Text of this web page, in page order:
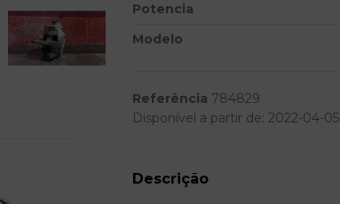
Potencia
Modelo
Referência 784829
Disponível a partir de: 2022-04-05
Descrição